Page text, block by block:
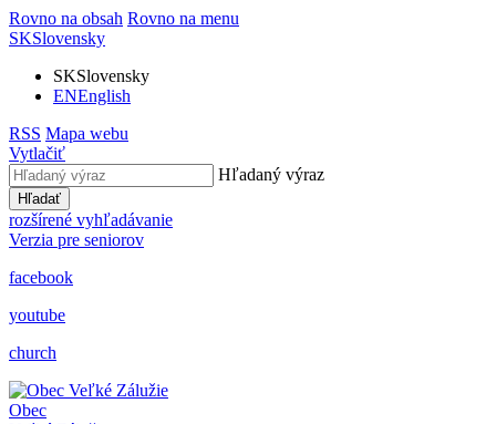
Rovno na obsah Rovno na menu
SKSlovensky
SKSlovensky
ENEnglish
RSS Mapa webu
Vytlačiť
Hľadaný výraz
Hľadať
rozšírené vyhľadávanie
Verzia pre seniorov
facebook
youtube
church
Obec